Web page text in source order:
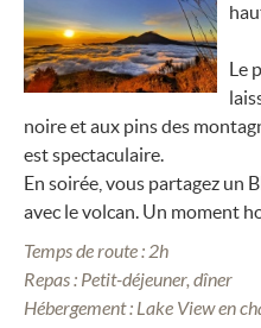
Le
noire et aux pins des
est spectaculaire.
En soirée, vous partagez un
avec le volcan. Un moment
Temps de route : 2h
Repas : Petit-déjeuner, dîner
Hébergement : Lake View en